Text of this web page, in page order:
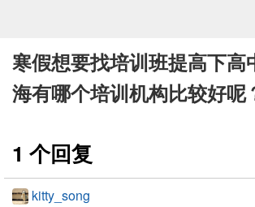
寒假想要找培训班提高下高
海有哪个培训机构比较好呢
1 个回复
kitty_song